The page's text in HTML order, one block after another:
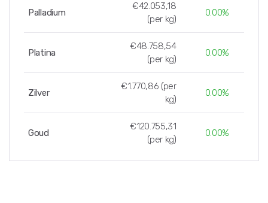
Palladium
€42.053,18
(per kg)
0.00%
Platina
€48.758,54
(per kg)
0.00%
Zilver
€1.770,86 (per
kg)
0.00%
Goud
€120.755,31
(per kg)
0.00%